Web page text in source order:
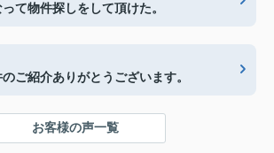
て物件探しをして頂けた。
ご紹介ありがとうございます。
お客様の声一覧